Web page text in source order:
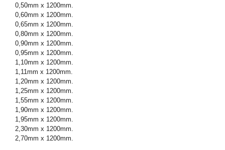
0,50mm x 1200mm.
0,60mm x 1200mm.
0,65mm x 1200mm.
0,80mm x 1200mm.
0,90mm x 1200mm.
0,95mm x 1200mm.
1,10mm x 1200mm.
1,11mm x 1200mm.
1,20mm x 1200mm.
1,25mm x 1200mm.
1,55mm x 1200mm.
1,90mm x 1200mm.
1,95mm x 1200mm.
2,30mm x 1200mm.
2,70mm x 1200mm.